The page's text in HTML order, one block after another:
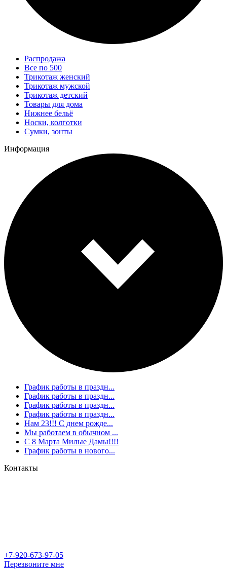
Распродажа
Все по 500
Трикотаж женский
Трикотаж мужской
Трикотаж детский
Товары для дома
Нижнее бельё
Носки, колготки
Сумки, зонты
Информация
График работы в праздн...
График работы в праздн...
График работы в праздн...
График работы в праздн...
Нам 23!!! С днем рожде...
Мы работаем в обычном ...
С 8 Марта Милые Дамы!!!!
График работы в нового...
Контакты
+7-920-673-97-05
Перезвоните мне